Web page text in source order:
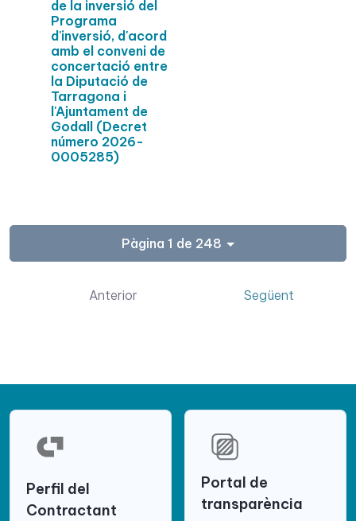
de la inversió del
Programa
d'inversió, d'acord
amb el conveni de
concertació entre
la Diputació de
Tarragona i
l'Ajuntament de
Godall (Decret
número 2026-
0005285)
Pàgina 1 de 248
Anterior Següent
Perfil del
Contractant
Portal de
transparència